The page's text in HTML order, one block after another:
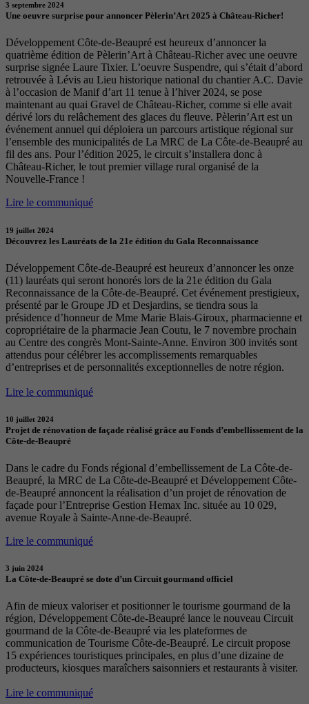
3 septembre 2024
Une oeuvre surprise pour annoncer Pèlerin’Art 2025 à Château-Richer!
Développement Côte-de-Beaupré est heureux d’annoncer la
quatrième édition de Pèlerin’Art à Château-Richer avec une oeuvre
surprise signée Laure Tixier. L’oeuvre Suspendre, qui s’était d’abord
retrouvée à Lévis au Lieu historique national du chantier A.C. Davie
à l’occasion de Manif d’art 11 tenue à l’hiver 2024, se pose
maintenant au quai Gravel de Château-Richer, comme si elle avait
dérivé lors du relâchement des glaces du fleuve. Pèlerin’Art est un
événement annuel qui déploiera un parcours artistique régional sur
l’ensemble des municipalités de La MRC de La Côte-de-Beaupré au
fil des ans. Pour l’édition 2025, le circuit s’installera donc à
Château-Richer, le tout premier village rural organisé de la
Nouvelle-France !
Lire le communiqué
19 juillet 2024
Découvrez les Lauréats de la 21e édition du Gala Reconnaissance
Développement Côte-de-Beaupré est heureux d’annoncer les onze
(11) lauréats qui seront honorés lors de la 21e édition du Gala
Reconnaissance de la Côte-de-Beaupré. Cet événement prestigieux,
présenté par le Groupe JD et Desjardins, se tiendra sous la
présidence d’honneur de Mme Marie Blais-Giroux, pharmacienne et
copropriétaire de la pharmacie Jean Coutu, le 7 novembre prochain
au Centre des congrès Mont-Sainte-Anne. Environ 300 invités sont
attendus pour célébrer les accomplissements remarquables
d’entreprises et de personnalités exceptionnelles de notre région.
Lire le communiqué
10 juillet 2024
Projet de rénovation de façade réalisé grâce au Fonds d’embellissement de la
Côte-de-Beaupré
Dans le cadre du Fonds régional d’embellissement de La Côte-de-
Beaupré, la MRC de La Côte-de-Beaupré et Développement Côte-
de-Beaupré annoncent la réalisation d’un projet de rénovation de
façade pour l’Entreprise Gestion Hemax Inc. située au 10 029,
avenue Royale à Sainte-Anne-de-Beaupré.
Lire le communiqué
3 juin 2024
La Côte-de-Beaupré se dote d’un Circuit gourmand officiel
Afin de mieux valoriser et positionner le tourisme gourmand de la
région, Développement Côte-de-Beaupré lance le nouveau Circuit
gourmand de la Côte-de-Beaupré via les plateformes de
communication de Tourisme Côte-de-Beaupré. Le circuit propose
15 expériences touristiques principales, en plus d’une dizaine de
producteurs, kiosques maraîchers saisonniers et restaurants à visiter.
Lire le communiqué